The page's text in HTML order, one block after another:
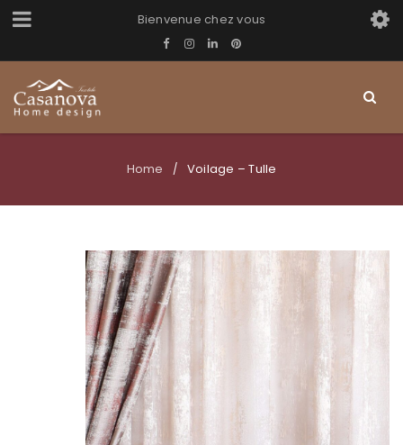
Bienvenue chez vous
Home / Voilage – Tulle